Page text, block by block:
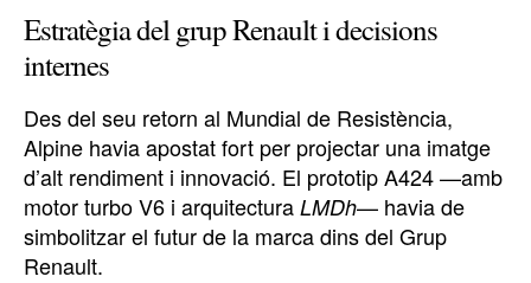
Estratègia del grup Renault i decisions
internes
Des del seu retorn al Mundial de Resistència,
Alpine havia apostat fort per projectar una imatge
d’alt rendiment i innovació. El prototip A424 —amb
motor turbo V6 i arquitectura LMDh— havia de
simbolitzar el futur de la marca dins del Grup
Renault.